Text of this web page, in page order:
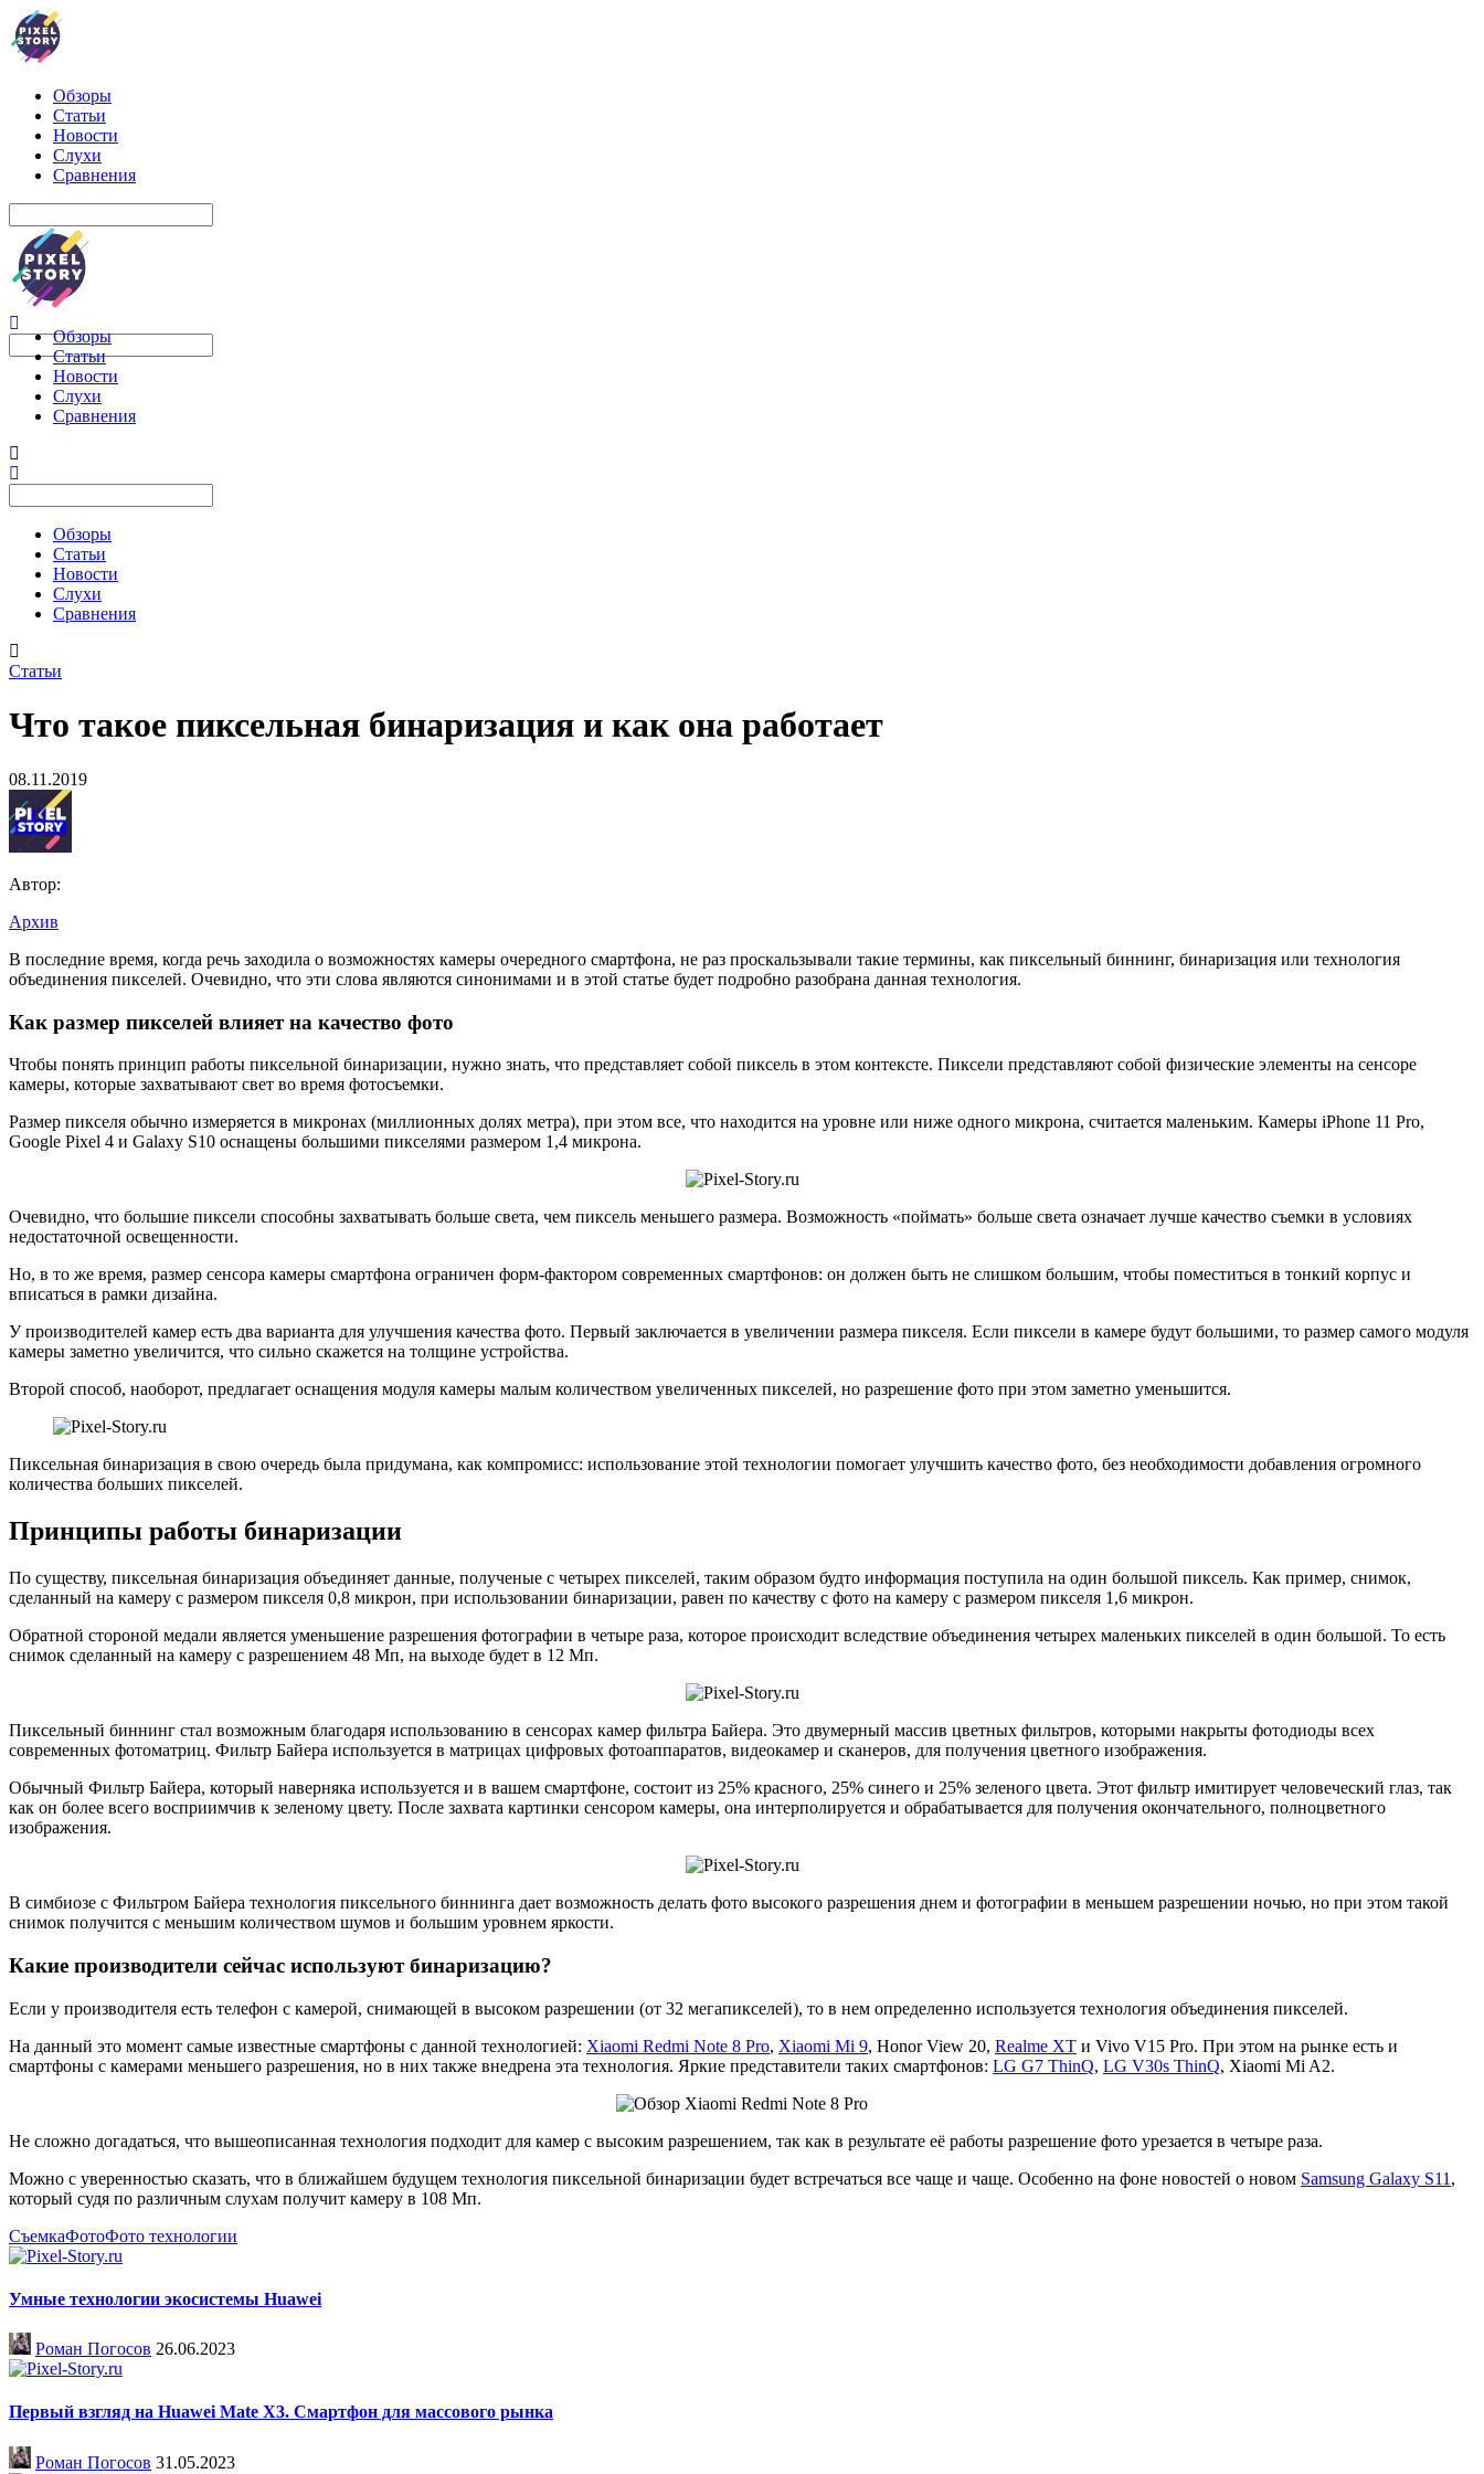
Обзоры
Статьи
Новости
Слухи
Сравнения
Обзоры
Статьи
Новости
Слухи
Сравнения
Обзоры
Статьи
Новости
Слухи
Сравнения
Статьи
Что такое пиксельная бинаризация и как она работает
08.11.2019
Автор:
Архив
Что
такое
пиксельная
бинаризация
и
как
она
В последние время, когда речь заходила о возможностях камеры очередного смартфона, не раз проскальзывали такие термины, как пиксельный биннинг, бинаризация или технология
объединения пикселей. Очевидно, что эти слова являются синонимами и в этой статье будет подробно разобрана данная технология.
Как размер пикселей влияет на качество фото
Чтобы понять принцип работы пиксельной бинаризации, нужно знать, что представляет собой пиксель в этом контексте. Пиксели представляют собой физические элементы на сенсоре
камеры, которые захватывают свет во время фотосъемки.
Размер пикселя обычно измеряется в микронах (миллионных долях метра), при этом все, что находится на уровне или ниже одного микрона, считается маленьким. Камеры iPhone 11 Pro,
Google Pixel 4 и Galaxy S10 оснащены большими пикселями размером 1,4 микрона.
Очевидно, что большие пиксели способны захватывать больше света, чем пиксель меньшего размера. Возможность «поймать» больше света означает лучше качество съемки в условиях
недостаточной освещенности.
Но, в то же время, размер сенсора камеры смартфона ограничен форм-фактором современных смартфонов: он должен быть не слишком большим, чтобы поместиться в тонкий корпус и
вписаться в рамки дизайна.
У производителей камер есть два варианта для улучшения качества фото. Первый заключается в увеличении размера пикселя. Если пиксели в камере будут большими, то размер самого модуля
камеры заметно увеличится, что сильно скажется на толщине устройства.
Второй способ, наоборот, предлагает оснащения модуля камеры малым количеством увеличенных пикселей, но разрешение фото при этом заметно уменьшится.
Пиксельная бинаризация в свою очередь была придумана, как компромисс: использование этой технологии помогает улучшить качество фото, без необходимости добавления огромного
количества больших пикселей.
Принципы работы бинаризации
По существу, пиксельная бинаризация объединяет данные, полученые с четырех пикселей, таким образом будто информация поступила на один большой пиксель. Как пример, снимок,
сделанный на камеру с размером пикселя 0,8 микрон, при использовании бинаризации, равен по качеству с фото на камеру с размером пикселя 1,6 микрон.
Обратной стороной медали является уменьшение разрешения фотографии в четыре раза, которое происходит вследствие объединения четырех маленьких пикселей в один большой. То есть
снимок сделанный на камеру с разрешением 48 Мп, на выходе будет в 12 Мп.
Пиксельный биннинг стал возможным благодаря использованию в сенсорах камер фильтра Байера. Это двумерный массив цветных фильтров, которыми накрыты фотодиоды всех
современных фотоматриц. Фильтр Байера используется в матрицах цифровых фотоаппаратов, видеокамер и сканеров, для получения цветного изображения.
Обычный Фильтр Байера, который наверняка используется и в вашем смартфоне, состоит из 25% красного, 25% синего и 25% зеленого цвета. Этот фильтр имитирует человеческий глаз, так
как он более всего восприимчив к зеленому цвету. После захвата картинки сенсором камеры, она интерполируется и обрабатывается для получения окончательного, полноцветного
изображения.
В симбиозе с Фильтром Байера технология пиксельного биннинга дает возможность делать фото высокого разрешения днем и фотографии в меньшем разрешении ночью, но при этом такой
снимок получится с меньшим количеством шумов и большим уровнем яркости.
Какие производители сейчас используют бинаризацию?
Если у производителя есть телефон с камерой, снимающей в высоком разрешении (от 32 мегапикселей), то в нем определенно используется технология объединения пикселей.
На данный это момент самые известные смартфоны с данной технологией: Xiaomi Redmi Note 8 Pro, Xiaomi Mi 9, Honor View 20, Realme XT и Vivo V15 Pro. При этом на рынке есть и
смартфоны с камерами меньшего разрешения, но в них также внедрена эта технология. Яркие представители таких смартфонов: LG G7 ThinQ, LG V30s ThinQ, Xiaomi Mi A2.
Не сложно догадаться, что вышеописанная технология подходит для камер с высоким разрешением, так как в результате её работы разрешение фото урезается в четыре раза.
Можно с уверенностью сказать, что в ближайшем будущем технология пиксельной бинаризации будет встречаться все чаще и чаще. Особенно на фоне новостей о новом Samsung Galaxy S11 ,
который судя по различным слухам получит камеру в 108 Мп.
СъемкаФотоФото технологии
Умные технологии экосистемы Huawei
Роман Погосов 26.06.2023
Первый взгляд на Huawei Mate X3. Смартфон для массового рынка
Роман Погосов 31.05.2023